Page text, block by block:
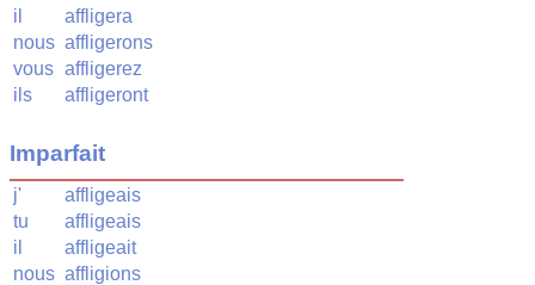
il
affligera
nous affligerons
vous affligerez
ils
affligeront
Imparfait
j'
affligeais
tu
affligeais
il
affligeait
nous affligions